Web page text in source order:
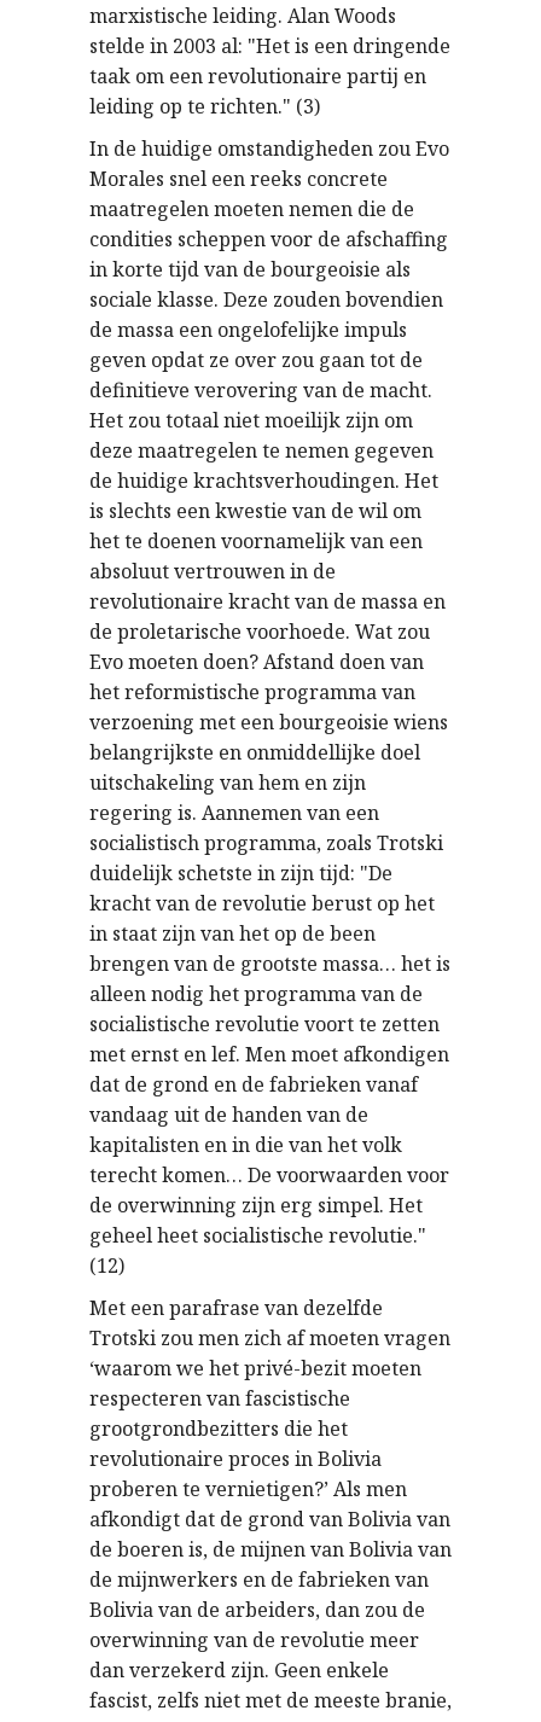
marxistische leiding. Alan Woods
stelde in 2003 al: "Het is een dringende
taak om een revolutionaire partij en
leiding op te richten." (3)
In de huidige omstandigheden zou Evo
Morales snel een reeks concrete
maatregelen moeten nemen die de
condities scheppen voor de afschaffing
in korte tijd van de bourgeoisie als
sociale klasse. Deze zouden bovendien
de massa een ongelofelijke impuls
geven opdat ze over zou gaan tot de
definitieve verovering van de macht.
Het zou totaal niet moeilijk zijn om
deze maatregelen te nemen gegeven
de huidige krachtsverhoudingen. Het
is slechts een kwestie van de wil om
het te doenen voornamelijk van een
absoluut vertrouwen in de
revolutionaire kracht van de massa en
de proletarische voorhoede. Wat zou
Evo moeten doen? Afstand doen van
het reformistische programma van
verzoening met een bourgeoisie wiens
belangrijkste en onmiddellijke doel
uitschakeling van hem en zijn
regering is. Aannemen van een
socialistisch programma, zoals Trotski
duidelijk schetste in zijn tijd: "De
kracht van de revolutie berust op het
in staat zijn van het op de been
brengen van de grootste massa… het is
alleen nodig het programma van de
socialistische revolutie voort te zetten
met ernst en lef. Men moet afkondigen
dat de grond en de fabrieken vanaf
vandaag uit de handen van de
kapitalisten en in die van het volk
terecht komen… De voorwaarden voor
de overwinning zijn erg simpel. Het
geheel heet socialistische revolutie."
(12)
Met een parafrase van dezelfde
Trotski zou men zich af moeten vragen
‘waarom we het privé-bezit moeten
respecteren van fascistische
grootgrondbezitters die het
revolutionaire proces in Bolivia
proberen te vernietigen?’ Als men
afkondigt dat de grond van Bolivia van
de boeren is, de mijnen van Bolivia van
de mijnwerkers en de fabrieken van
Bolivia van de arbeiders, dan zou de
overwinning van de revolutie meer
dan verzekerd zijn. Geen enkele
fascist, zelfs niet met de meeste branie,